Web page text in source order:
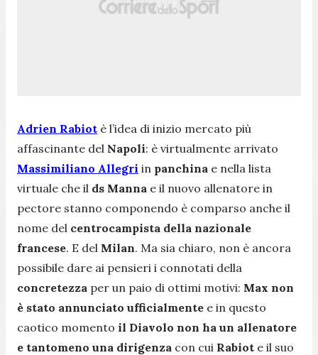
Adrien Rabiot è l’idea di inizio mercato più
affascinante del Napoli: è virtualmente arrivato
Massimiliano Allegri in panchina e nella lista
virtuale che il ds Manna e il nuovo allenatore in
pectore stanno componendo è comparso anche il
nome del centrocampista della nazionale
francese. E del Milan. Ma sia chiaro, non è ancora
possibile dare ai pensieri i connotati della
concretezza per un paio di ottimi motivi: Max non
è stato annunciato ufficialmente e in questo
caotico momento il Diavolo non ha un allenatore
e tantomeno una dirigenza con cui Rabiot e il suo